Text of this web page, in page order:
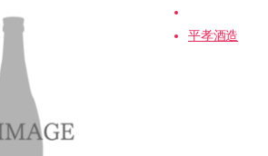
平孝酒造